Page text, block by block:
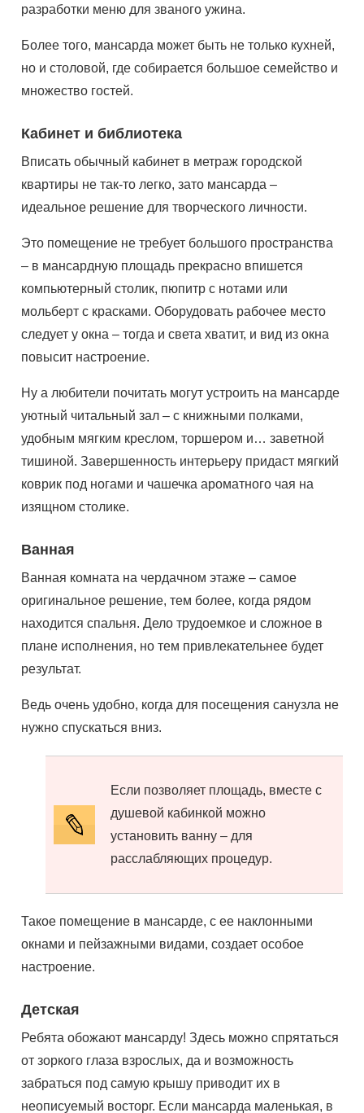
разработки меню для званого ужина.
Более того, мансарда может быть не только кухней,
но и столовой, где собирается большое семейство и
множество гостей.
Кабинет и библиотека
Вписать обычный кабинет в метраж городской
квартиры не так-то легко, зато мансарда –
идеальное решение для творческого личности.
Это помещение не требует большого пространства
– в мансардную площадь прекрасно впишется
компьютерный столик, пюпитр с нотами или
мольберт с красками. Оборудовать рабочее место
следует у окна – тогда и света хватит, и вид из окна
повысит настроение.
Ну а любители почитать могут устроить на мансарде
уютный читальный зал – с книжными полками,
удобным мягким креслом, торшером и… заветной
тишиной. Завершенность интерьеру придаст мягкий
коврик под ногами и чашечка ароматного чая на
изящном столике.
Ванная
Ванная комната на чердачном этаже – самое
оригинальное решение, тем более, когда рядом
находится спальня. Дело трудоемкое и сложное в
плане исполнения, но тем привлекательнее будет
результат.
Ведь очень удобно, когда для посещения санузла не
нужно спускаться вниз.
Если позволяет площадь, вместе с
душевой кабинкой можно
установить ванну – для
расслабляющих процедур.
Такое помещение в мансарде, с ее наклонными
окнами и пейзажными видами, создает особое
настроение.
Детская
Ребята обожают мансарду! Здесь можно спрятаться
от зоркого глаза взрослых, да и возможность
забраться под самую крышу приводит их в
неописуемый восторг. Если мансарда маленькая, в